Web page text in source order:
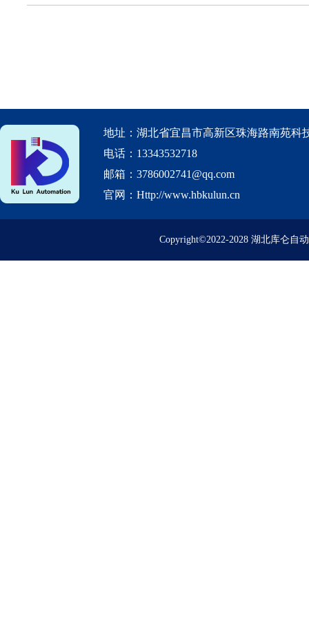
地址：湖北省宜昌市高新区珠海路南苑科
电话：13343532718
邮箱：3786002741@qq.com
官网：Http://www.hbkulun.cn
Copyright©2022-2028 湖北库仑自